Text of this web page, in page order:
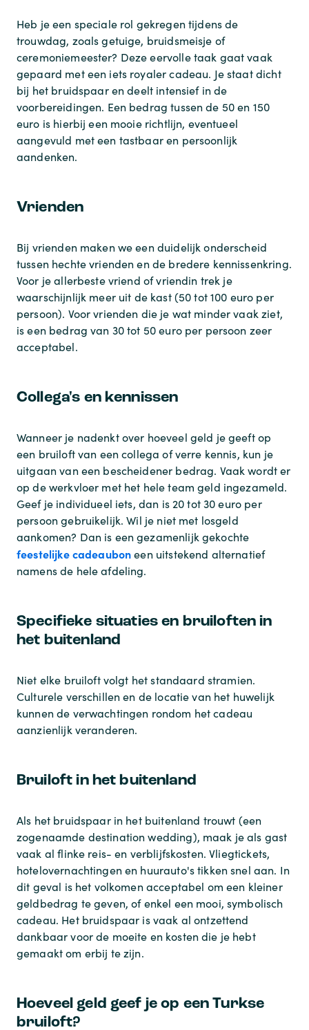
Heb je een speciale rol gekregen tijdens de
trouwdag, zoals getuige, bruidsmeisje of
ceremoniemeester? Deze eervolle taak gaat vaak
gepaard met een iets royaler cadeau. Je staat dicht
bij het bruidspaar en deelt intensief in de
voorbereidingen. Een bedrag tussen de 50 en 150
euro is hierbij een mooie richtlijn, eventueel
aangevuld met een tastbaar en persoonlijk
aandenken.
Vrienden
Bij vrienden maken we een duidelijk onderscheid
tussen hechte vrienden en de bredere kennissenkring.
Voor je allerbeste vriend of vriendin trek je
waarschijnlijk meer uit de kast (50 tot 100 euro per
persoon). Voor vrienden die je wat minder vaak ziet,
is een bedrag van 30 tot 50 euro per persoon zeer
acceptabel.
Collega's en kennissen
Wanneer je nadenkt over hoeveel geld je geeft op
een bruiloft van een collega of verre kennis, kun je
uitgaan van een bescheidener bedrag. Vaak wordt er
op de werkvloer met het hele team geld ingezameld.
Geef je individueel iets, dan is 20 tot 30 euro per
persoon gebruikelijk. Wil je niet met losgeld
aankomen? Dan is een gezamenlijk gekochte
feestelijke cadeauboneen uitstekend alternatief
namens de hele afdeling.
Specifieke situaties en bruiloften in
het buitenland
Niet elke bruiloft volgt het standaard stramien.
Culturele verschillen en de locatie van het huwelijk
kunnen de verwachtingen rondom het cadeau
aanzienlijk veranderen.
Bruiloft in het buitenland
Als het bruidspaar in het buitenland trouwt (een
zogenaamde destination wedding), maak je als gast
vaak al flinke reis- en verblijfskosten. Vliegtickets,
hotelovernachtingen en huurauto's tikken snel aan. In
dit geval is het volkomen acceptabel om een kleiner
geldbedrag te geven, of enkel een mooi, symbolisch
cadeau. Het bruidspaar is vaak al ontzettend
dankbaar voor de moeite en kosten die je hebt
gemaakt om erbij te zijn.
Hoeveel geld geef je op een Turkse
bruiloft?